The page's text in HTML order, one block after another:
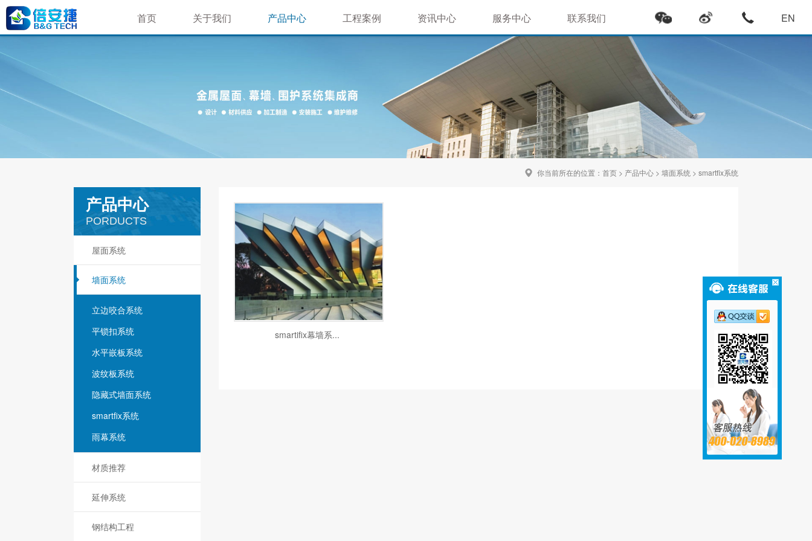
首页 关于我们
企业相册
就业机会
产品中心
延伸系统
钢结构工程
工程案例
房地产景观
资讯中心
行业新闻
服务中心
售后服务
联系我们 EN
你当前所在的位置： 首页 > 产品中心 > 墙面系统 > smartfix系统
产品中心
PORDUCTS
屋面系统
墙面系统
立边咬合系统
平锁扣系统
水平嵌板系统
波纹板系统
隐藏式墙面系统
smartfix系统
雨幕系统
材质推荐
延伸系统
钢结构工程
smartifix幕墙系...